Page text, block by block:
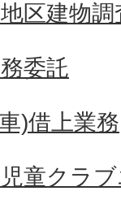
区建物
委託
)借上業務
童クラ